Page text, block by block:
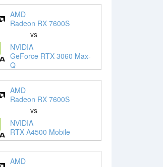
AMD
Radeon RX 7600S
vs
NVIDIA
GeForce RTX 3060 Max-
Q
AMD
Radeon RX 7600S
vs
NVIDIA
RTX A4500 Mobile
AMD